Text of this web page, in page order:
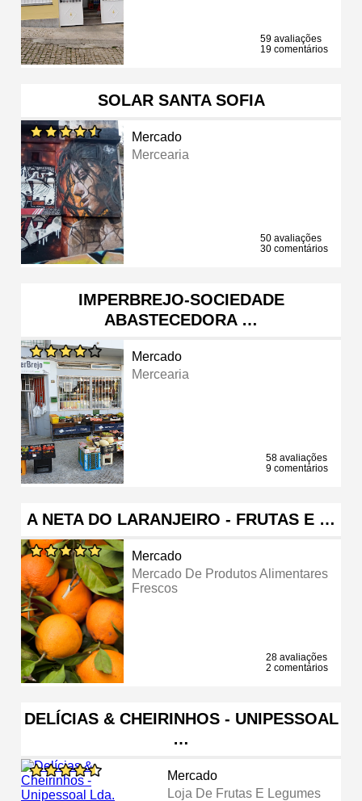
59 avaliações
19 comentários
SOLAR SANTA SOFIA
Mercado
Mercearia
50 avaliações
30 comentários
IMPERBREJO-SOCIEDADE
ABASTECEDORA …
Mercado
Mercearia
58 avaliações
9 comentários
A NETA DO LARANJEIRO - FRUTAS E …
Mercado
Mercado De Produtos Alimentares
Frescos
28 avaliações
2 comentários
DELÍCIAS & CHEIRINHOS - UNIPESSOAL
…
Mercado
Loja De Frutas E Legumes